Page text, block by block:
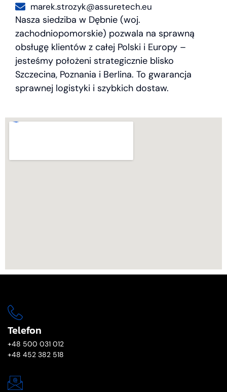
marek.strozyk@assuretech.eu
Nasza siedziba w Dębnie (woj.
zachodniopomorskie) pozwala na sprawną
obsługę klientów z całej Polski i Europy –
jesteśmy położeni strategicznie blisko
Szczecina, Poznania i Berlina. To gwarancja
sprawnej logistyki i szybkich dostaw.
Telefon
+48 500 031 012
+48 452 382 518